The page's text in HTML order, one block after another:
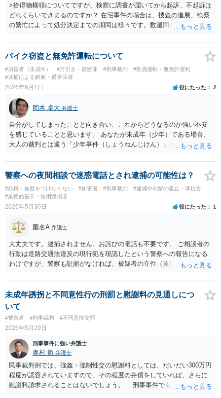
>拾得物横領についてですが、検察に調書が届いてから起訴、不起訴は
どれくらいできまるのですか？ 在宅事件の場合は、捜査の進展、検察
の繁忙によって処分決定までの期間は様々です。数週間から数カ月と
合 警察に確認できるのですか？ 不起訴になったか否かは検察に確認
することになります。 >検察から連絡がきたら起訴の可能性が高いの
ですか？ 検察官が取調べを行った後に処分を決める場合もありますの
で、必ずしもそうではありません。 >その時点で、弁護士に相談した
方がいいのですか？ >相談した場合どういう対応して頂けるのです
検討されても良いでしょう。 上記、ご参考ください。
バイク窃盗と無免許運転について
#加害者（未成年） #万引き・窃盗罪 #刑事裁判
#飲酒運転・無免許運転
#逮捕による解雇・退学回避
2026年6月1日 役にたった 2
岡本 卓大 弁護士
自分がしてしまったことと向き合い、これからどうなるのか強い不安
を感じていることと思います。 あなたが未成年（少年）である場合、
大人の裁判とは違う「少年事件（しょうねんじけん）」という特別な
すく解説しますね。 1. 今すぐ「逮捕」される可能性は低い すでに警
察に自分の身元を明かし、1度目の取り調べにも素直に応じている状態
です。警察からすれば「逃げたり証拠を隠したりする心配が低い」と
判断されるため、今さら突然逮捕される可能性はかなり低いです。 今
後は、逮捕されないまま捜査が進む「在宅事件（ざいたくじけん）」
が大半です。 2. どんな罪になり、どんな処分（罰）になる？ 今回は
「盗品等譲受罪（盗まれたバイクと知りながら買った罪）」と「無免
許運転」の両方の非行（ひこう）について処分を考えていくことにな
ります。 未成年の場合、大人 のように「一発で罰金何万円」といった
罰ではなく、最終的に家庭裁判所の少年審判で処分が決まります。 初
察（ほごかんさつ）」（少年院には行かず、保護司さんの面接を受け
ながら社会で更生する処分）や「不処分（処分なし）」で済む可能性
が十分にあります。 少年院に行く可能性は？: 今回が初めてで、取り
調べに素直に応じて反省していれば、いきなり少年院に入れられる可
能性は低いと考えられます。 今後のアドバイス：いま、あなたができ
ること 一番大切なのは、「二度と同じ過ちを繰り返さない」という反
省の姿勢を警察や家庭裁判所に示すことです。 警察から呼び出しの連
絡があったら、遅れずに必ず行くこと バイクを売った知人のことな
ど、聞かれたことには嘘をつかずに正直に話すこと 親御さん（保護
者）に今回の件をしっかり話し、今後の手続きに協力してもらうこと
もし、警察の呼び出しが怖かったり、どう答えていいか分からなくな
ったりしたら、親御さんと一緒に、一度弁護士の面談相談を受けてみ
警察への夜間相談で迷惑電話とされ逮捕の可能性は？
#前科・前歴をつけたくない #加害者 #刑事裁判
#逮捕や勾留の阻止・準抗告
#業務妨害罪・信用毀損罪
2026年5月30日 役にたった 1
匿名A 弁護士
大丈夫です。逮捕されません。お詫びの電話も不要です。 ご相談者の
行動は道路交通法違反の現行犯を現認したという警察への報告になる
わけですが、警察も証拠がなければ、被疑者の立件（逮捕や起訴）で
ますが、それは、警察官が現認しているからです。 もちろん防犯カメ
ラなどで撮影されていれば、証拠の確保はできるかもしれませんが、
土地柄で防犯カメラがあまりない場所ですと、結局、立件できないと
うことになります。 次からは、スマホでビデオ撮影して、通報すると
良いかと思います。
未成年誘拐と不同意性行の刑罰と慰謝料の見通しにつ
いて
#被害者 #刑事裁判 #不同意性交罪
2026年5月29日
刑事事件に強い弁護士
奥村 徹 弁護士
民事裁判例では、強姦・強制性交の慰謝料としては、だいだい300万円
程度が認容されていますので、その程度の弁償をしていれば、さらに
慰謝料請求されることはないでしょう。 刑事事件でも、上記の裁判